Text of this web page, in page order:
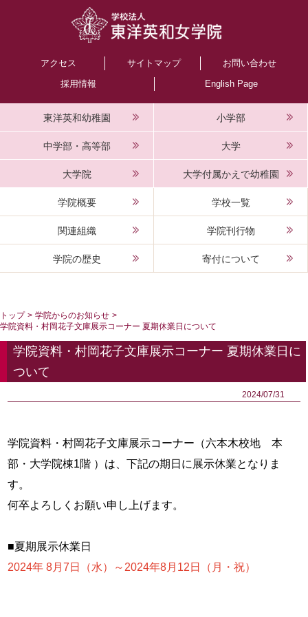
アクセス サイトマップ
お問い合わせ
採用情報
English Page
東洋英和幼稚園 小学部
中学部・高等部 大学
大学院 大学付属かえで幼稚園
学院概要 学校一覧
関連組織 学院刊行物
学院の歴史 寄付について
トップ > 学院からのお知らせ >
学院資料・村岡花子文庫展示コーナー 夏期休業日について
学院資料・村岡花子文庫展示コーナー 夏期休業日に
ついて
2024/07/31
学院資料・村岡花子文庫展示コーナー（六本木校地 本
部・大学院棟1階 ）は、下記の期日に展示休業となりま
す。
何卒よろしくお願い申し上げます。
■夏期展示休業日
2024年 8月7日（水）～2024年8月12日（月・祝）